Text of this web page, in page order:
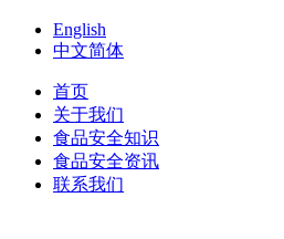
English
中文简体
首页
关于我们
食品安全知识
食品安全资讯
联系我们